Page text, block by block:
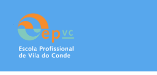
conteúdo